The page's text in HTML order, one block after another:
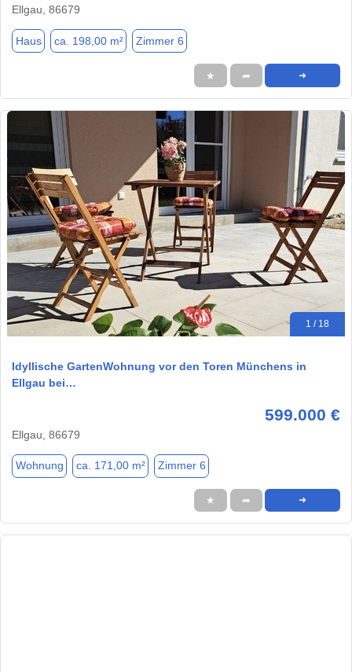
Ellgau, 86679
Haus ca. 198,00 m² Zimmer 6
★ ➦ ➜
1 / 18
Idyllische GartenWohnung vor den Toren Münchens in
Ellgau bei…
599.000 €
Ellgau, 86679
Wohnung ca. 171,00 m² Zimmer 6
★ ➦ ➜